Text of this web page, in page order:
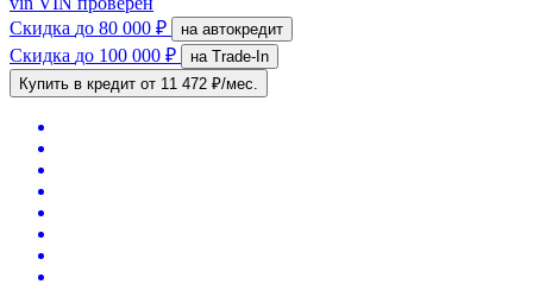
Скидка до 80 000 ₽ на автокредит
Скидка до 100 000 ₽
на Trade-In
Купить в кредит от 11 472 ₽/мес.